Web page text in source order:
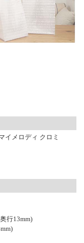
イメロディ クロミ
行13mm)